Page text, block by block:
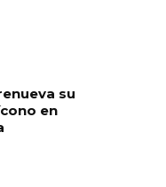
su
en